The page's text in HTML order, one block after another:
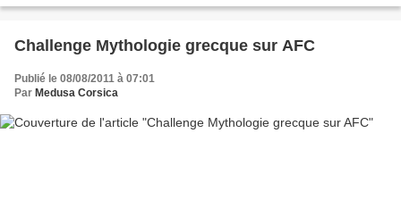
Challenge Mythologie grecque sur AFC
Publié le 08/08/2011 à 07:01
Par Medusa Corsica